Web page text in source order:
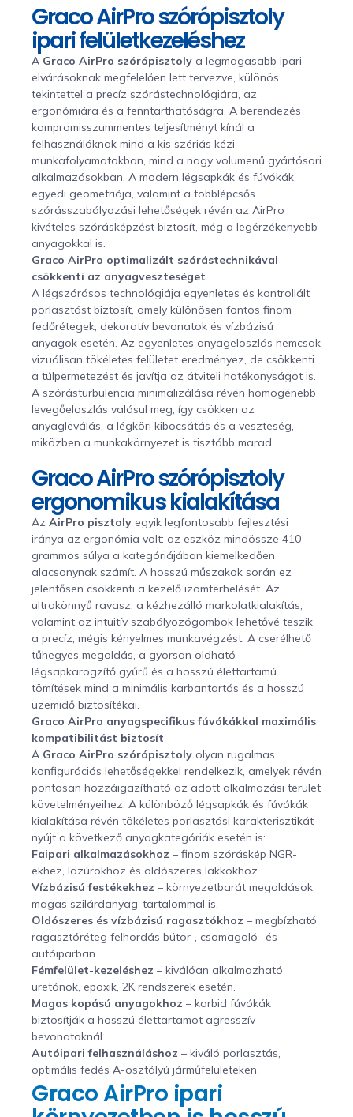
Graco AirPro szórópisztoly
ipari felületkezeléshez
A Graco AirPro szórópisztoly a legmagasabb ipari
elvárásoknak megfelelően lett tervezve, különös
tekintettel a precíz szórástechnológiára, az
ergonómiára és a fenntarthatóságra. A berendezés
kompromisszummentes teljesítményt kínál a
felhasználóknak mind a kis szériás kézi
munkafolyamatokban, mind a nagy volumenű gyártósori
alkalmazásokban. A modern légsapkák és fúvókák
egyedi geometriája, valamint a többlépcsős
szórásszabályozási lehetőségek révén az AirPro
kivételes szórásképzést biztosít, még a legérzékenyebb
anyagokkal is.
Graco AirPro optimalizált szórástechnikával
csökkenti az anyagveszteséget
A légszórásos technológiája egyenletes és kontrollált
porlasztást biztosít, amely különösen fontos finom
fedőrétegek, dekoratív bevonatok és vízbázisú
anyagok esetén. Az egyenletes anyageloszlás nemcsak
vizuálisan tökéletes felületet eredményez, de csökkenti
a túlpermetezést és javítja az átviteli hatékonyságot is.
A szórásturbulencia minimalizálása révén homogénebb
levegőeloszlás valósul meg, így csökken az
anyagleválás, a légköri kibocsátás és a veszteség,
miközben a munkakörnyezet is tisztább marad.
Graco AirPro szórópisztoly
ergonomikus kialakítása
Az AirPro pisztoly egyik legfontosabb fejlesztési
iránya az ergonómia volt: az eszköz mindössze 410
grammos súlya a kategóriájában kiemelkedően
alacsonynak számít. A hosszú műszakok során ez
jelentősen csökkenti a kezelő izomterhelését. Az
ultrakönnyű ravasz, a kézhezálló markolatkialakítás,
valamint az intuitív szabályozógombok lehetővé teszik
a precíz, mégis kényelmes munkavégzést. A cserélhető
tűhegyes megoldás, a gyorsan oldható
légsapkarögzítő gyűrű és a hosszú élettartamú
tömítések mind a minimális karbantartás és a hosszú
üzemidő biztosítékai.
Graco AirPro anyagspecifikus fúvókákkal maximális
kompatibilitást biztosít
A Graco AirPro szórópisztoly olyan rugalmas
konfigurációs lehetőségekkel rendelkezik, amelyek révén
pontosan hozzáigazítható az adott alkalmazási terület
követelményeihez. A különböző légsapkák és fúvókák
kialakítása révén tökéletes porlasztási karakterisztikát
nyújt a következő anyagkategóriák esetén is:
Faipari alkalmazásokhoz – finom szóráskép NGR-
ekhez, lazúrokhoz és oldószeres lakkokhoz.
Vízbázisú festékekhez – környezetbarát megoldások
magas szilárdanyag-tartalommal is.
Oldószeres és vízbázisú ragasztókhoz – megbízható
ragasztóréteg felhordás bútor-, csomagoló- és
autóiparban.
Fémfelület-kezeléshez – kiválóan alkalmazható
uretánok, epoxik, 2K rendszerek esetén.
Magas kopású anyagokhoz – karbid fúvókák
biztosítják a hosszú élettartamot agresszív
bevonatoknál.
Autóipari felhasználáshoz – kiváló porlasztás,
optimális fedés A-osztályú járműfelületeken.
Graco AirPro ipari